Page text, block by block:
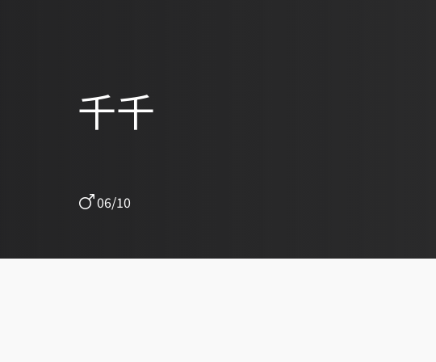
千千
06/10